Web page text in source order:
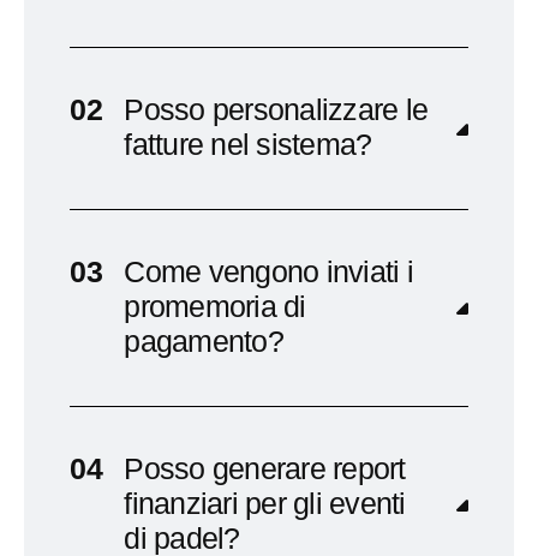
Posso personalizzare le
fatture nel sistema?
Come vengono inviati i
promemoria di
pagamento?
Posso generare report
finanziari per gli eventi
di padel?